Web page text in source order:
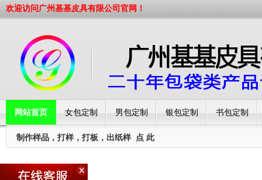
欢迎访问广州基基皮具有限公司官网！
网站首页 女包定制 男包定制 银包定制 书包定制
工厂简介
制作样品，打样，打板，出纸样 点 此